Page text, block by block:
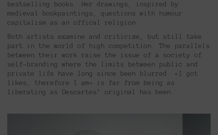
bestselling books. Her drawings, inspired by
medieval bookpaintings, questions with humour
capitalism as an offical religion.
Both artists examine and criticize, but still take
part in the world of high competition. The parallels
between their work raise the issue of a society of
self-branding where the limits between public and
private life have long since been blurred. «I got
likes, therefore I am» is far from being as
liberating as Descartes’ original has been.